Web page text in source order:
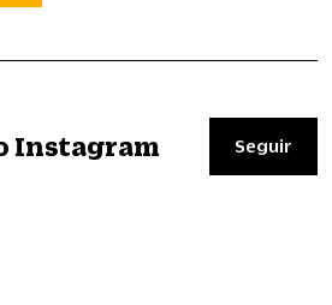
Instagram Seguir